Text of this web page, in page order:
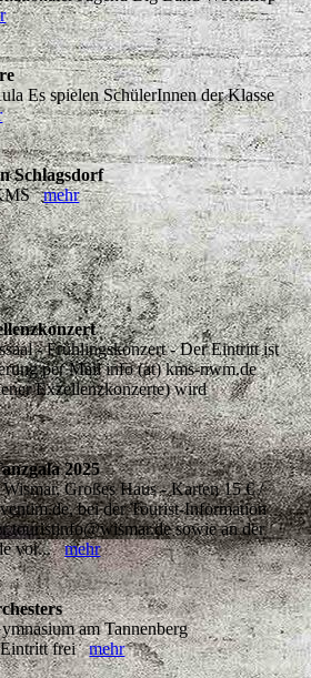
Es spielen SchülerInnen der Klasse
Schlagsdorf
KMSmehr
- Frühlingskonzert - Der Eintritt ist
per Mail info (at) kms-nwm.de
Exzellenzkonzerte) wird
2025
Großes Haus - Karten 15 € /
bei der Tourist-Information
touristinfo@wismar.de sowie an der
vor...mehr
am Tannenberg
Eintritt freimehr